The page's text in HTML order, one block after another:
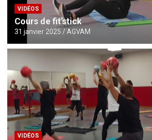
VIDÉOS
Cours de fit’stick
31 janvier 2025 AGVAM
VIDÉOS